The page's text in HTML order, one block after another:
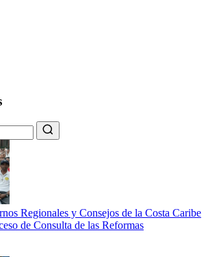
Regionales y Consejos de la Costa Caribe
de Consulta de las Reformas